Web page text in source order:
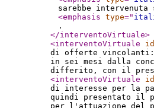
sarebbe
<emphasis type="
.
</interventoVirtuale>
<interventoVirtuale
id
di offerte vincolanti:
in sei mesi dalla
differito, con il
<interventoVirtuale
id
di interesse per la
quindi presentato il
per l'attuazione del